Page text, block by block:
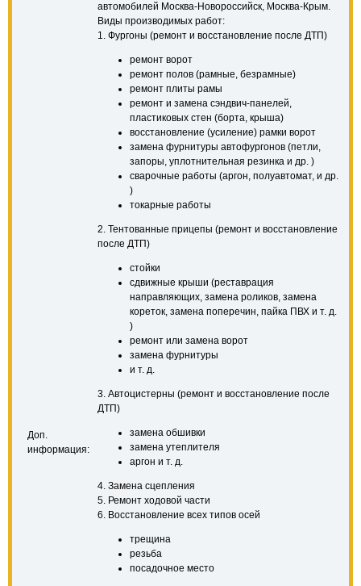
Доп.
информация:
автомобилей Москва-Новороссийск, Москва-Крым.
Виды производимых работ:
1. Фургоны (ремонт и восстановление после ДТП)
ремонт ворот
ремонт полов (рамные, безрамные)
ремонт плиты рамы
ремонт и замена сэндвич-панелей,
пластиковых стен (борта, крыша)
восстановление (усиление) рамки ворот
замена фурнитуры автофургонов (петли,
запоры, уплотнительная резинка и др. )
сварочные работы (аргон, полуавтомат, и др.
)
токарные работы
2. Тентованные прицепы (ремонт и восстановление
после ДТП)
стойки
сдвижные крыши (реставрация
направляющих, замена роликов, замена
кореток, замена поперечин, пайка ПВХ и т. д.
)
ремонт или замена ворот
замена фурнитуры
и т. д.
3. Автоцистерны (ремонт и восстановление после
ДТП)
замена обшивки
замена утеплителя
аргон и т. д.
4. Замена сцепления
5. Ремонт ходовой части
6. Восстановление всех типов осей
трещина
резьба
посадочное место